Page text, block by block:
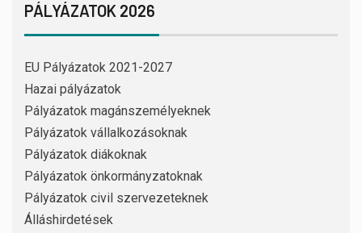
PÁLYÁZATOK 2026
EU Pályázatok 2021-2027
Hazai pályázatok
Pályázatok magánszemélyeknek
Pályázatok vállalkozásoknak
Pályázatok diákoknak
Pályázatok önkormányzatoknak
Pályázatok civil szervezeteknek
Álláshirdetések